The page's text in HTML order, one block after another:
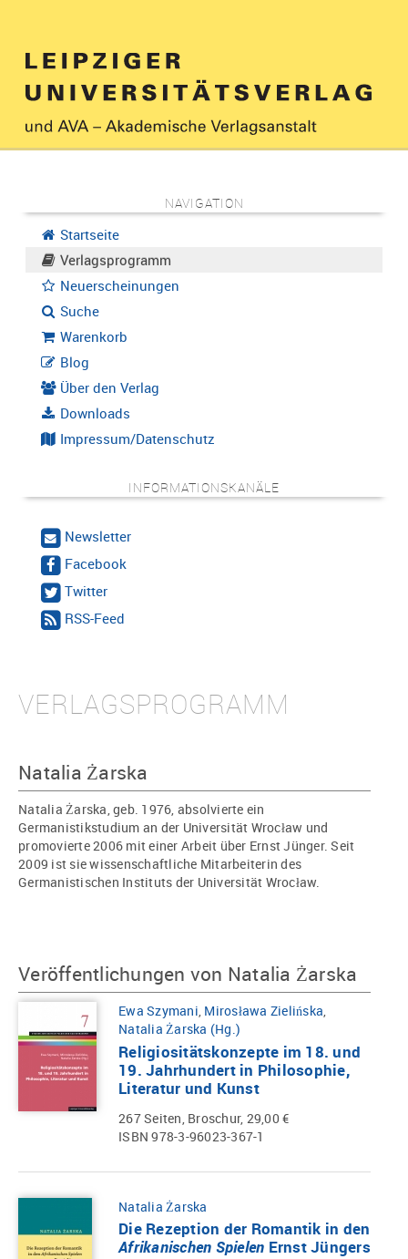
NAVIGATION
Startseite
Verlagsprogramm
Neuerscheinungen
Suche
Warenkorb
Blog
Über den Verlag
Downloads
Impressum/Datenschutz
INFORMATIONSKANÄLE
Newsletter
Facebook
Twitter
RSS-Feed
VERLAGSPROGRAMM
Natalia Żarska
Natalia Żarska, geb. 1976, absolvierte ein
Germanistikstudium an der Universität Wrocław und
promovierte 2006 mit einer Arbeit über Ernst Jünger. Seit
2009 ist sie wissenschaftliche Mitarbeiterin des
Germanistischen Instituts der Universität Wrocław.
Veröffentlichungen von Natalia Żarska
Ewa Szymani, Mirosława Zielińska,
Natalia Żarska (Hg.)
Religiositätskonzepte im 18. und
19. Jahrhundert in Philosophie,
Literatur und Kunst
267 Seiten, Broschur, 29,00 €
ISBN 978-3-96023-367-1
Natalia Żarska
Die Rezeption der Romantik in den
Afrikanischen Spielen Ernst Jüngers